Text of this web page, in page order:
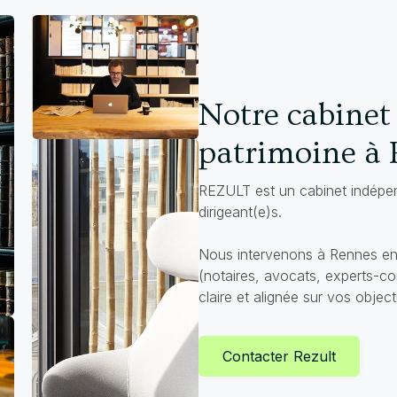
Notre cabinet
patrimoine à
REZULT est un cabinet
dirigeant(e)s.
Nous intervenons à Rennes
(notaires, avocats, experts-
claire et alignée sur vos
Contacter Rezult